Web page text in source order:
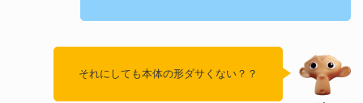
それにしても本体の形ダサくない？？